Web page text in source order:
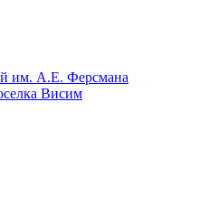
им. А.Е. Ферсмана
Висим